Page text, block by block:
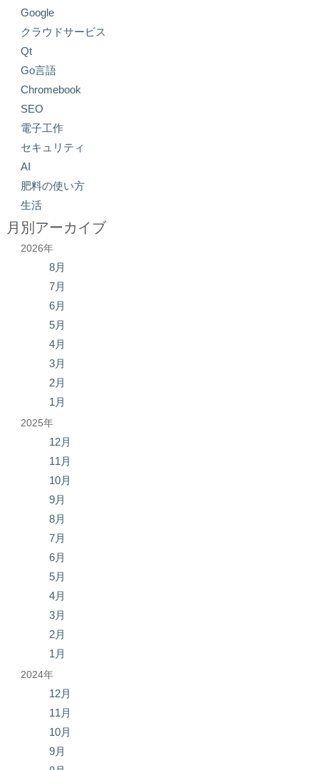
Google
クラウドサービス
Qt
Go言語
Chromebook
SEO
電子工作
セキュリティ
AI
肥料の使い方
生活
月別アーカイブ
2026年
8月
7月
6月
5月
4月
3月
2月
1月
2025年
12月
11月
10月
9月
8月
7月
6月
5月
4月
3月
2月
1月
2024年
12月
11月
10月
9月